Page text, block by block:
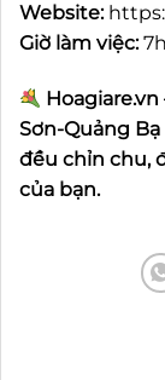
Website:
Giờ làm việc:
Sơn-Quảng
đều chỉn chu,
của bạn.